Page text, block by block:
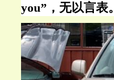
you”，无以言表。